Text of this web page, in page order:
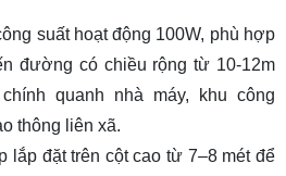
suất hoạt động 100W, phù hợp
đường có chiều rộng từ 10-12m
quanh nhà máy, khu công
thông liên xã.
lắp đặt trên cột cao từ 7–8 mét để